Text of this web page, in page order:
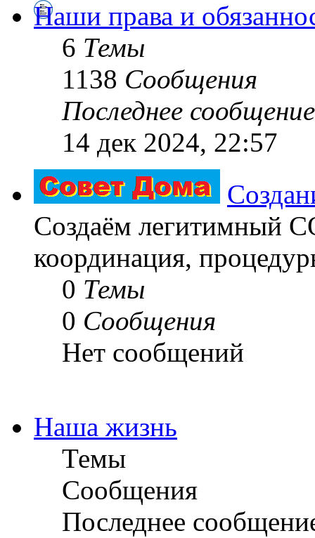
Наши права и
6 Темы
1138 Сообщения
Последнее сообщение
14 дек 2024, 22:57
Создаём
координация,
0 Темы
0 Сообщения
Нет сообщений
Наша жизнь
Темы
Сообщения
Последнее